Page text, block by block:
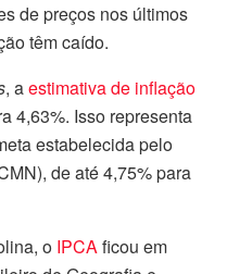
de preços nos últimos
têm caído.
, aestimativa de inflação
4,63%. Isso representa
estabelecida pelo
de até 4,75% para
o IPCAficou em